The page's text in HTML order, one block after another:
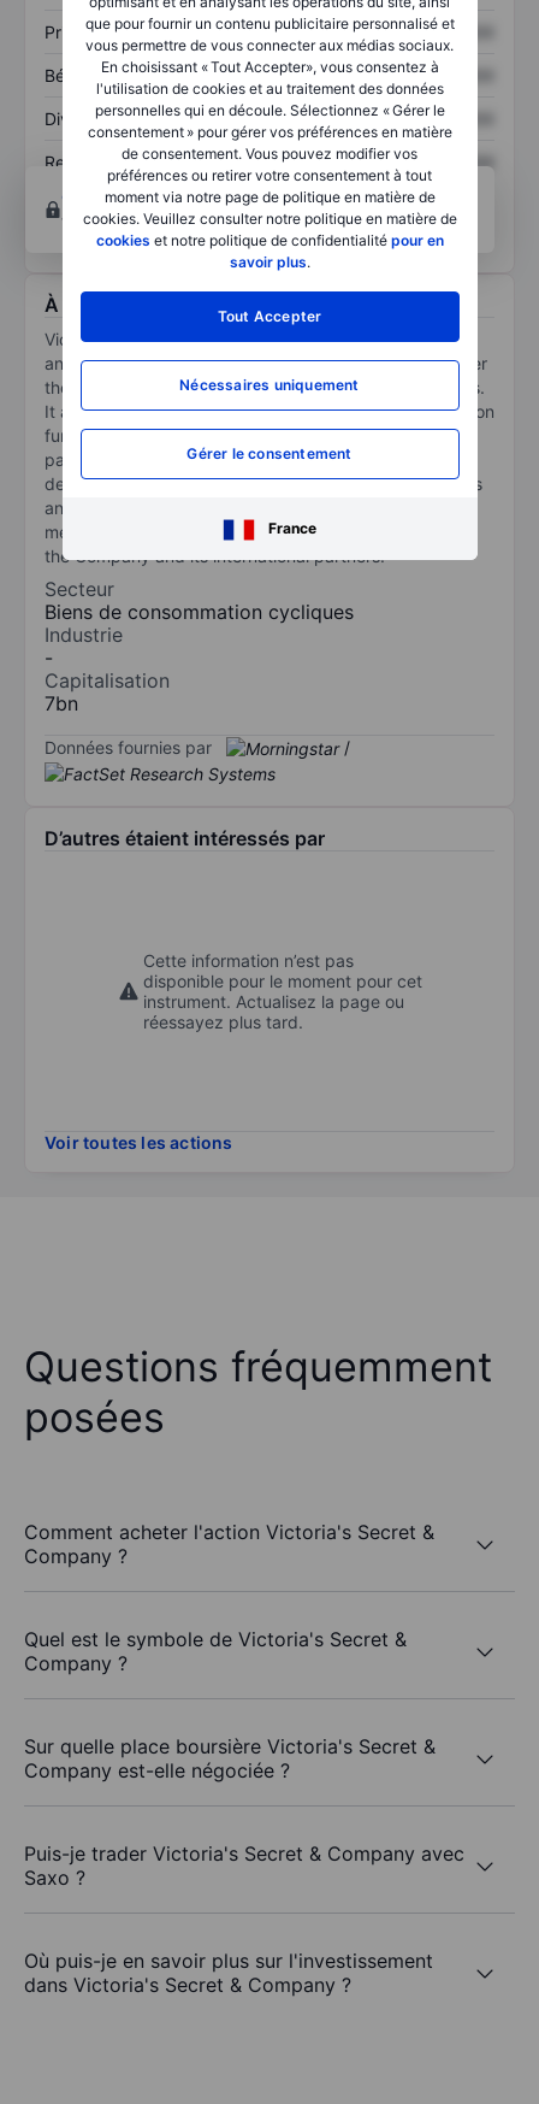
que pour fournir un contenu publicitaire personnalisé et
vous permettre de vous connecter aux médias sociaux.
En choisissant « Tout Accepter», vous consentez à
l'utilisation de cookies et au traitement des données
personnelles qui en découle. Sélectionnez « Gérer le
consentement » pour gérer vos préférences en matière
de consentement. Vous pouvez modifier vos
préférences ou retirer votre consentement à tout
moment via notre page de politique en matière de
cookies. Veuillez consulter notre politique en matière de
cookies et notre politique de confidentialité pour en
savoir plus.
Tout Accepter
Nécessaires uniquement
Gérer le consentement
France
Prix / ventes XXXXXXX XXXXXXX
Bénéfice par action XXXXXXX XXXXXXX
Dividende par action XXXXXXX XXXXXXX
Rendement des
capitaux propres
XXXXXXX
XXXXXXX
Ouvrir un comptepour accéder à d’autres outils
techniques et d’analyses.
À propos Victoria's Secret & Company
Victoria's Secret & Co is a retailer of women's intimate
and other apparel and beauty products marketed under
the Victoria's Secret, PINK, and Adore Me brand names.
It also includes the merchandise sourcing and production
function serving the Company and its international
partners. The Company operates as a single segment
designed to serve customers seamlessly through stores
and online channels. The Company also includes the
merchandise sourcing and production function serving
the Company and its international partners.
Secteur
Biens de consommation cycliques
Industrie
-
Capitalisation
7bn
Données fournies par /
D’autres étaient intéressés par
Cette information n’est pas
disponible pour le moment pour cet
instrument. Actualisez la page ou
réessayez plus tard.
Voir toutes les actions
Questions fréquemment
posées
Comment acheter l'action Victoria's Secret &
Company ?
Quel est le symbole de Victoria's Secret &
Company ?
Sur quelle place boursière Victoria's Secret &
Company est-elle négociée ?
Puis-je trader Victoria's Secret & Company avec
Saxo ?
Où puis-je en savoir plus sur l'investissement
dans Victoria's Secret & Company ?